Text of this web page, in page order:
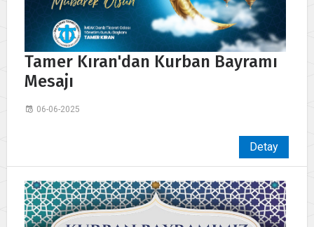
Tamer Kıran'dan Kurban Bayramı
Mesajı
06-06-2025
Detay